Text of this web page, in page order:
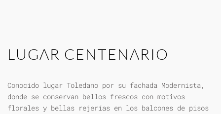
LUGAR CENTENARIO
Conocido lugar Toledano por su fachada Modernista,
donde se conservan bellos frescos con motivos
florales y bellas rejerías en los balcones de pisos